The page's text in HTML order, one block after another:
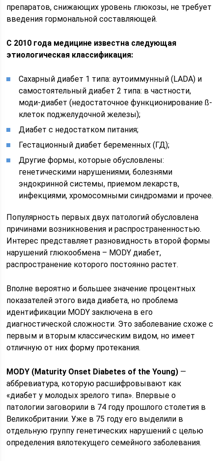
препаратов, снижающих уровень глюкозы, не требует
введения гормональной составляющей.
С 2010 года медицине известна следующая
этиологическая классификация:
Сахарный диабет 1 типа: аутоиммунный (LADA) и
самостоятельный диабет 2 типа: в частности,
моди-диабет (недостаточное функционирование ß-
клеток поджелудочной железы);
Диабет с недостатком питания;
Гестационный диабет беременных (ГД);
Другие формы, которые обусловлены:
генетическими нарушениями, болезнями
эндокринной системы, приемом лекарств,
инфекциями, хромосомными синдромами и прочее.
Популярность первых двух патологий обусловлена
причинами возникновения и распространенностью.
Интерес представляет разновидность второй формы
нарушений глюкообмена – MODY диабет,
распространение которого постоянно растет.
Вполне вероятно и большее значение процентных
показателей этого вида диабета, но проблема
идентификации MODY заключена в его
диагностической сложности. Это заболевание схоже с
первым и вторым классическим видом, но имеет
отличную от них форму протекания.
MODY (Maturity Onset Diabetes of the Young) —
аббревиатура, которую расшифровывают как
«диабет у молодых зрелого типа». Впервые о
патологии заговорили в 74 году прошлого столетия в
Великобритании. Уже в 75 году его выделили в
отдельную группу генетических нарушений с целью
определения вялотекущего семейного заболевания.